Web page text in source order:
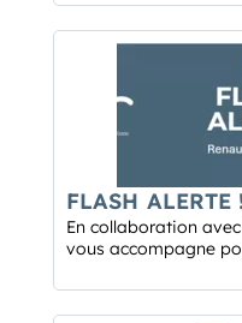
FLASH
En collaboration
vous accompagne